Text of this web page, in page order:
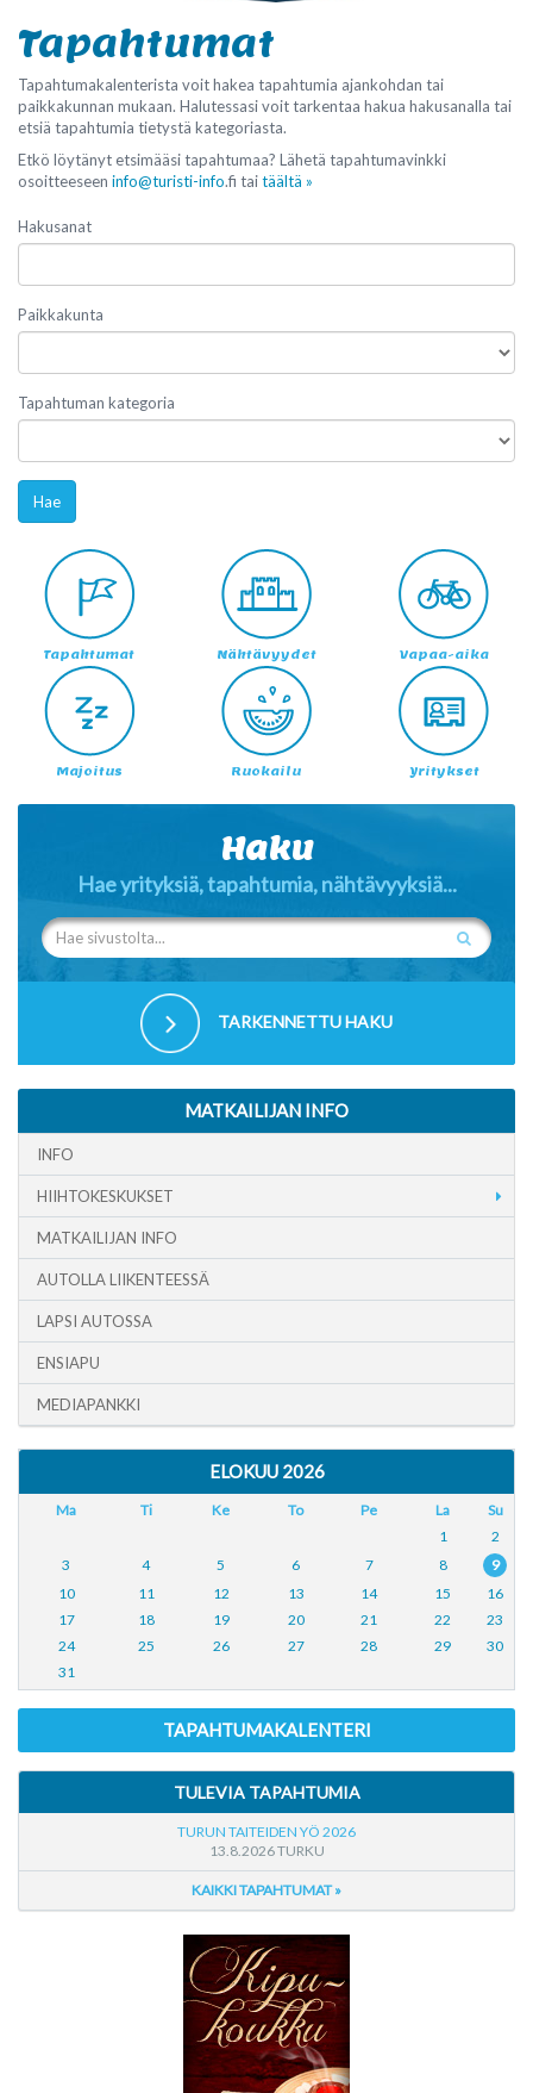
Tapahtumat
Tapahtumakalenterista voit hakea tapahtumia ajankohdan tai
paikkakunnan mukaan. Halutessasi voit tarkentaa hakua hakusanalla tai
etsiä tapahtumia tietystä kategoriasta.
Etkö löytänyt etsimääsi tapahtumaa? Lähetä tapahtumavinkki
osoitteeseen info@turisti-info.fi taitäältä »
Hakusanat
Paikkakunta
Tapahtuman kategoria
Hae
Tapahtumat Nähtävyydet Vapaa-aika
Majoitus Ruokailu Yritykset
Haku
Hae yrityksiä, tapahtumia, nähtävyyksiä...
TARKENNETTU HAKU
MATKAILIJAN INFO
INFO
HIIHTOKESKUKSET
MATKAILIJAN INFO
AUTOLLA LIIKENTEESSÄ
LAPSI AUTOSSA
ENSIAPU
MEDIAPANKKI
ELOKUU 2026
Ma Ti Ke To Pe La
Su
1
2
3
4 5 6 7 8
9
10
11 12 13 14 15
16
17
18 19 20 21 22
23
24
25 26 27 28 29
30
31
TAPAHTUMAKALENTERI
TULEVIA TAPAHTUMIA
TURUN TAITEIDEN YÖ 2026
13.8.2026 TURKU
KAIKKI TAPAHTUMAT »